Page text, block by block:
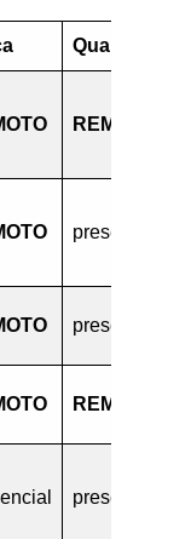
Quarta
REMOTO
presencial
presencial
REMOTO
presencial